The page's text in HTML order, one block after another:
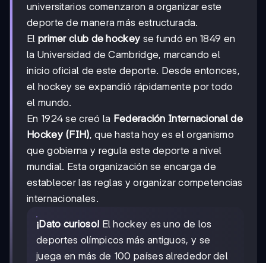
universitarios comenzaron a organizar este
deporte de manera más estructurada.
El primer club de hockey se fundó en 1849 en
la Universidad de Cambridge, marcando el
inicio oficial de este deporte. Desde entonces,
el hockey se expandió rápidamente por todo
el mundo.
En 1924 se creó la Federación Internacional de
Hockey (FIH), que hasta hoy es el organismo
que gobierna y regula este deporte a nivel
mundial. Esta organización se encarga de
establecer las reglas y organizar competencias
internacionales.
¡Dato curioso! El hockey es uno de los
deportes olímpicos más antiguos, y se
juega en más de 100 países alrededor del